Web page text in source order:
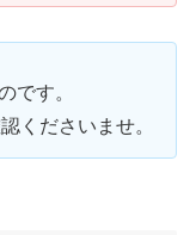
です。
くださいませ。